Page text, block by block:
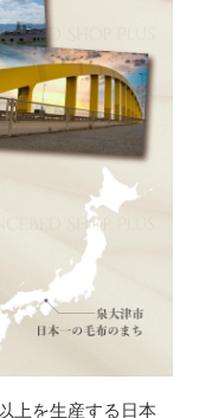
上を生産する日本